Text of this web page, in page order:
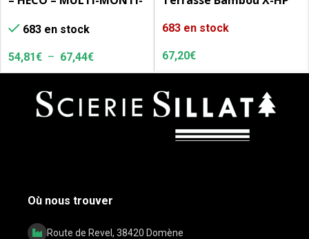
hexagonale avec
683 en stock
54,81€ – 67,44€
683 en stock
67,20€
Où nous trouver
Route de Revel, 38420 Domène